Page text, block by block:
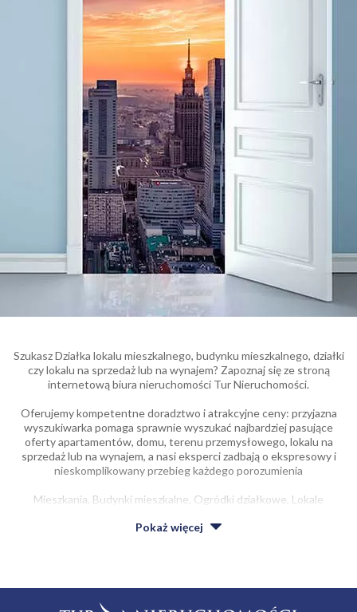
Szukasz Działka lokalu mieszkalnego, budynku mieszkalnego, działki
czy lokalu na sprzedaż lub na wynajem? Zapoznaj się ze stroną
internetową biura nieruchomości Tur Nieruchomości.
Oferujemy kompetentne doradztwo i atrakcyjne ceny: przyjazna
wyszukiwarka pomaga sprawnie wyszukać najbardziej pasujące
oferty apartamentów, domu, terenu przemysłowego, lokalu na
sprzedaż lub na wynajem, a nasi eksperci zadbają o ekspresowy i
nieskomplikowany przebieg każdego porozumienia
Mieszkania, Budynki mieszkalne, Ogródki działkowe, Lokale
umiarkowanej cenie.
Z usług agencji korzysta coraz więcej klientów dysponujących
Pokaż więcej